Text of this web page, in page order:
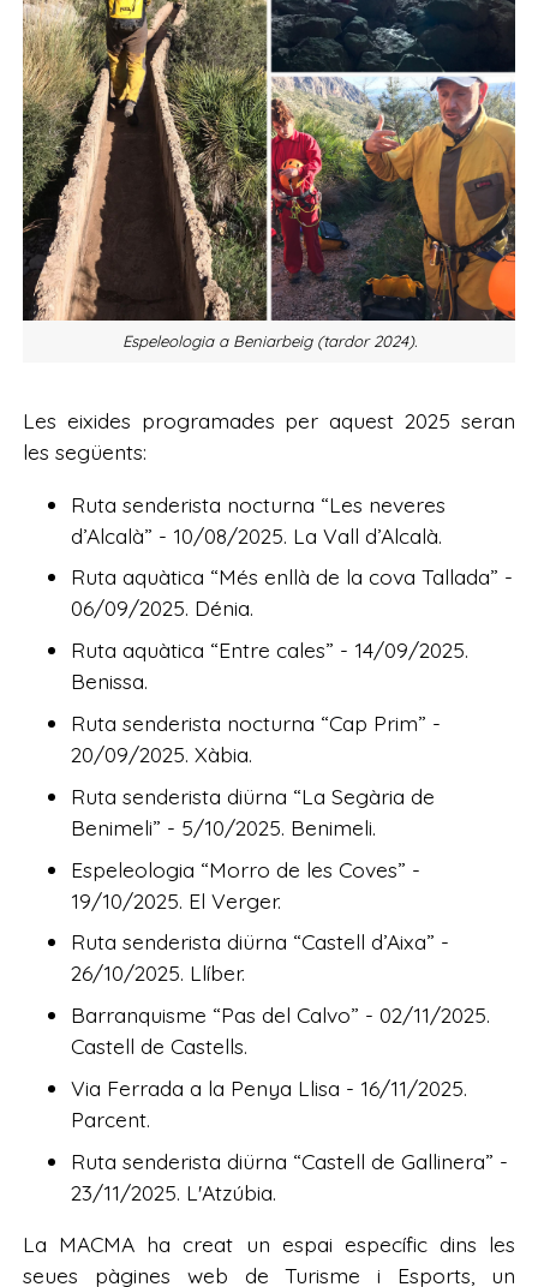
Espeleologia a Beniarbeig (tardor 2024).
Les eixides programades per aquest 2025 seran
les següents:
Ruta senderista nocturna “Les neveres
d’Alcalà” - 10/08/2025. La Vall d’Alcalà.
Ruta aquàtica “Més enllà de la cova Tallada” -
06/09/2025. Dénia.
Ruta aquàtica “Entre cales” - 14/09/2025.
Benissa.
Ruta senderista nocturna “Cap Prim” -
20/09/2025. Xàbia.
Ruta senderista diürna “La Segària de
Benimeli” - 5/10/2025. Benimeli.
Espeleologia “Morro de les Coves” -
19/10/2025. El Verger.
Ruta senderista diürna “Castell d’Aixa” -
26/10/2025. Llíber.
Barranquisme “Pas del Calvo” - 02/11/2025.
Castell de Castells.
Via Ferrada a la Penya Llisa - 16/11/2025.
Parcent.
Ruta senderista diürna “Castell de Gallinera” -
23/11/2025. L'Atzúbia.
La MACMA ha creat un espai específic dins les
seues pàgines web de Turisme i Esports, un